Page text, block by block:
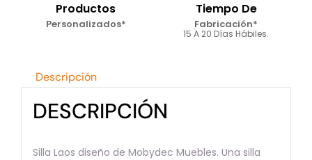
Productos
Personalizados*
Tiempo De
Fabricación*
15 A 20 Días Hábiles.
Descripción
DESCRIPCIÓN
Silla Laos diseño de Mobydec Muebles. Una silla